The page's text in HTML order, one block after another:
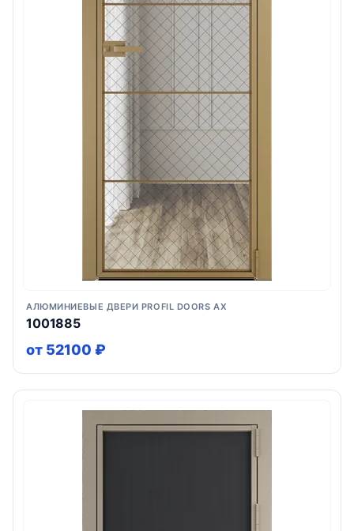
АЛЮМИНИЕВЫЕ ДВЕРИ PROFIL DOORS AX
1001885
от 52100 ₽